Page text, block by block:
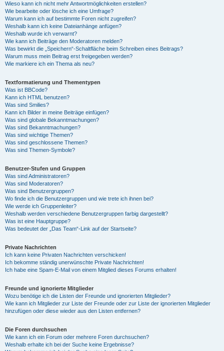
Wieso kann ich nicht mehr Antwortmöglichkeiten erstellen?
Wie bearbeite oder lösche ich eine Umfrage?
Warum kann ich auf bestimmte Foren nicht zugreifen?
Weshalb kann ich keine Dateianhänge anfügen?
Weshalb wurde ich verwarnt?
Wie kann ich Beiträge den Moderatoren melden?
Was bewirkt die „Speichern“-Schaltfläche beim Schreiben eines Beitrags?
Warum muss mein Beitrag erst freigegeben werden?
Wie markiere ich ein Thema als neu?
Textformatierung und Thementypen
Was ist BBCode?
Kann ich HTML benutzen?
Was sind Smilies?
Kann ich Bilder in meine Beiträge einfügen?
Was sind globale Bekanntmachungen?
Was sind Bekanntmachungen?
Was sind wichtige Themen?
Was sind geschlossene Themen?
Was sind Themen-Symbole?
Benutzer-Stufen und Gruppen
Was sind Administratoren?
Was sind Moderatoren?
Was sind Benutzergruppen?
Wo finde ich die Benutzergruppen und wie trete ich ihnen bei?
Wie werde ich Gruppenleiter?
Weshalb werden verschiedene Benutzergruppen farbig dargestellt?
Was ist eine Hauptgruppe?
Was bedeutet der „Das Team“-Link auf der Startseite?
Private Nachrichten
Ich kann keine Privaten Nachrichten verschicken!
Ich bekomme ständig unerwünschte Private Nachrichten!
Ich habe eine Spam-E-Mail von einem Mitglied dieses Forums erhalten!
Freunde und ignorierte Mitglieder
Wozu benötige ich die Listen der Freunde und ignorierten Mitglieder?
Wie kann ich Mitglieder zur Liste der Freunde oder zur Liste der ignorierten Mitglieder
hinzufügen oder diese wieder aus den Listen entfernen?
Die Foren durchsuchen
Wie kann ich ein Forum oder mehrere Foren durchsuchen?
Weshalb erhalte ich bei der Suche keine Ergebnisse?